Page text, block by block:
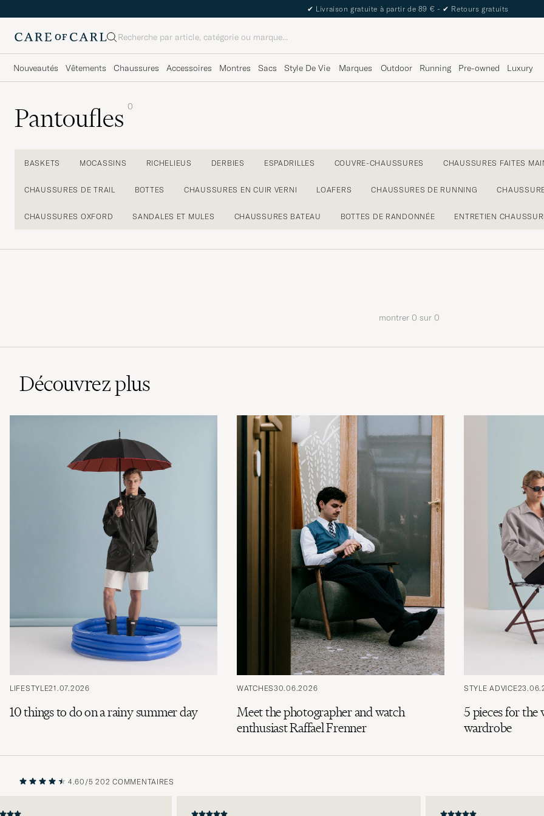
✔ Livraison gratuite à partir de 89 € - ✔ Retours gratuits
Rechercher
Nouveautés Vêtements Chaussures Accessoires Montres Sacs Style De Vie Marques Outdoor Running Pre-owned Luxury
Pantoufles 0
BASKETS MOCASSINS RICHELIEUS DERBIES ESPADRILLES COUVRE-CHAUSSURES CHAUSSURES FAITES
CHAUSSURES DE TRAIL BOTTES CHAUSSURES EN CUIR VERNI LOAFERS CHAUSSURES DE RUNNING
CHAUSSURES OXFORD SANDALES ET MULES CHAUSSURES BATEAU BOTTES DE RANDONNÉE ENTRETIEN
montrer 0 sur 0
Découvrez plus
LIFESTYLE21.07.2026
10 things to do on a rainy summer day
WATCHES30.06.2026
Meet the photographer and watch
enthusiast Raffael Frenner
STYLE ADVICE
5 pieces for the
wardrobe
PRÉCÉDENT
4.60/5 202 COMMENTAIRES